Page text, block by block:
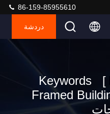
86-159-85955610
دردشة
Keywords [
Framed